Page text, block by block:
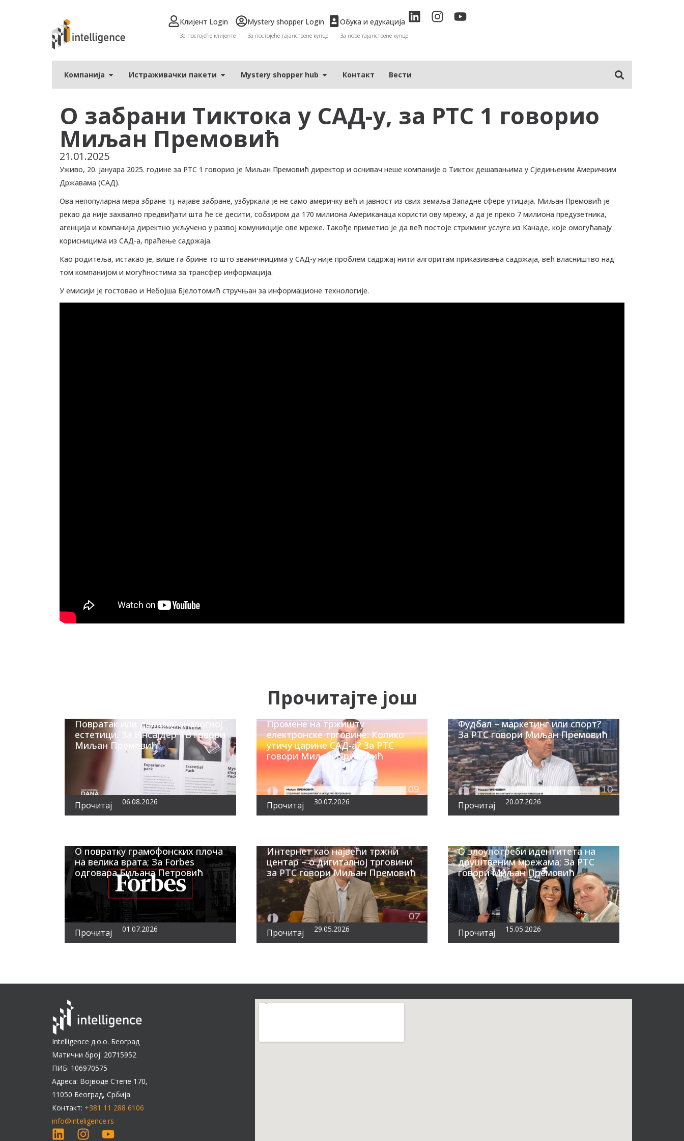
Клијент Login
За постојеће клијенте
Mystery shopper Login
За постојеће тајанствене купце
Обука и едукација
За нове тајанствене купце
Компанија Истраживачки пакети Мystery shopper hub Контакт Вести
О забрани Тиктока у САД-у, за РТС 1 говориo
Миљан Премовић
21.01.2025
Уживо, 20. јануара 2025. године за РТС 1 говорио је Миљан Премовић директор и оснивач неше компаније о Тикток дешавањима у Сједињеним Америчким
Државама (САД).
Ова непопуларна мера збране тј. најаве забране, узбуркала је не само америчку већ и јавност из свих земаља Западне сфере утицаја. Миљан Премовић је
рекао да није захвално предвиђати шта ће се десити, собзиром да 170 милиона Американаца користи ову мрежу, а да је преко 7 милиона предузетника,
агенција и компанија директно укључено у развој комуникције ове мреже. Такође приметио је да већ постоје стриминг услуге из Канаде, које омогућавају
корисницима из САД-а, праћење садржаја.
Као родитеља, истакао је, више га брине то што званичницима у САД-у није проблем садржај нити алгоритам приказивања садржаја, већ власништво над
том компанијом и могућностима за трансфер информација.
У емисији је гостовао и Небојша Бјелотомић стручњан за информационе технологије.
Прочитајте још
Повратак или долазак аналогној
естетици. За Инсајдер ТВ говори
Миљан Премовић
Прочитај 06.08.2026
Промене на тржишту
електронске трговине: Колико
утичу царине САД-а? За РТС
говори Миљан Премовић
Прочитај 30.07.2026
Фудбал – маркетинг или спорт?
За РТС говори Миљан Премовић
Прочитај 20.07.2026
О повратку грамофонских плоча
на велика врата; За Forbes
одговара Биљана Петровић
Прочитај 01.07.2026
Интернет као највећи тржни
центар – о дигиталној трговини
за РТС говори Миљан Премовић
Прочитај 29.05.2026
О злоупотреби идентитета на
друштвеним мрежама; За РТС
говори Миљан Премовић
Прочитај 15.05.2026
Intelligence д.о.о. Београд
Матични број: 20715952
ПИБ: 106970575
Адреса: Војводе Степе 170,
11050 Београд, Србија
Контакт: +381 11 288 6106
info@inteligence.rs